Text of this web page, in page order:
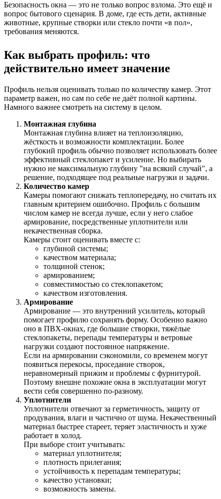
Безопасность окна — это не только вопрос взлома. Это ещё и
вопрос бытового сценария. В доме, где есть дети, активные
животные, крупные створки или стекло почти «в пол»,
требования меняются.
Как выбрать профиль: что
действительно имеет значение
Профиль нельзя оценивать только по количеству камер. Этот
параметр важен, но сам по себе не даёт полной картины.
Намного важнее смотреть на систему в целом.
Монтажная глубина
Монтажная глубина влияет на теплоизоляцию,
жёсткость и возможности комплектации. Более
глубокий профиль обычно позволяет использовать более
эффективный стеклопакет и усиление. Но выбирать
нужно не максимальную глубину "на всякий случай", а
решение, подходящее под реальные нагрузки и задачи.
Количество камер
Камеры помогают снижать теплопередачу, но считать их
главным критерием ошибочно. Профиль с большим
числом камер не всегда лучше, если у него слабое
армирование, посредственные уплотнители или
некачественная сборка.
Камеры стоит оценивать вместе с:
глубиной системы;
качеством материала;
толщиной стенок;
армированием;
совместимостью со стеклопакетом;
качеством изготовления.
Армирование
Армирование — это внутренний усилитель, который
помогает профилю сохранять форму. Особенно важно
оно в ПВХ-окнах, где большие створки, тяжёлые
стеклопакеты, перепады температуры и ветровые
нагрузки создают постоянное напряжение.
Если на армировании сэкономили, со временем могут
появиться перекосы, проседание створок,
неравномерный прижим и проблемы с фурнитурой.
Поэтому внешне похожие окна в эксплуатации могут
вести себя совершенно по-разному.
Уплотнители
Уплотнители отвечают за герметичность, защиту от
продувания, влаги и частично от шума. Некачественный
материал быстрее стареет, теряет эластичность и хуже
работает в холод.
При выборе стоит учитывать:
материал уплотнителя;
плотность прилегания;
устойчивость к перепадам температуры;
качество установки;
возможность замены.